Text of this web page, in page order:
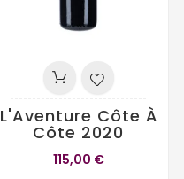
L'Aventure Côte À
Côte 2020
115,00 €